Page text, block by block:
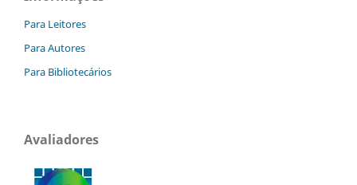
Para Leitores
Para Autores
Para Bibliotecários
Avaliadores